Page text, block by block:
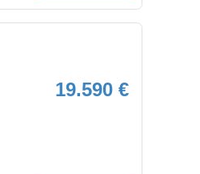
19.590 €